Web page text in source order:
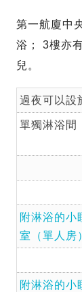
第一航廈中
浴； 3樓亦
兒。
過夜可以設
單獨淋浴間
附淋浴的小
室（單人房
附淋浴的小